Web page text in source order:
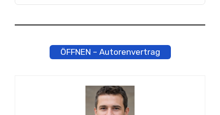
ÖFFNEN – Autorenvertrag